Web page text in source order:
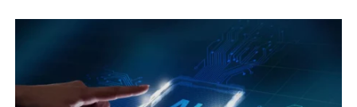
avertizat asupra riscurilor semnificative asociate